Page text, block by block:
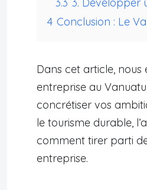
3.3 3. Développer
4 Conclusion : Le
Dans cet article,
entreprise au
concrétiser vos
le tourisme durable,
comment tirer parti
entreprise.